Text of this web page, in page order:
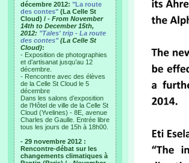
décembre 2012: "La route
des contes" (La Celle St
Cloud) / - From November
14th to December 15th,
2012: "Tales' trip - La route
des contes"(La Celle St
Cloud):
- Exposition de photographies
et d’artisanat jusqu’au 12
décembre.
- Rencontre avec des élèves
de la Celle St Cloud le 5
décembre
Dans les salons d’exposition
de l’Hôtel de ville de la Celle St
Cloud (Yvelines) - 8E, avenue
Charles de Gaulle. Entrée libre
tous les jours de 15h à 18h00.
- 29 novembre 2012 :
Rencontre-débat sur les
changements climatiques à